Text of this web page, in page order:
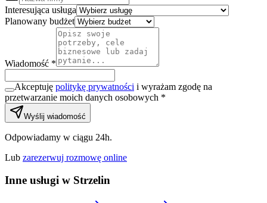
Interesująca usługa
Planowany budżet
Wiadomość *
Akceptuję politykę prywatności i wyrażam zgodę na
przetwarzanie moich danych osobowych *
Wyślij wiadomość
Odpowiadamy w ciągu 24h.
Lub zarezerwuj rozmowę online
Inne usługi w Strzelin